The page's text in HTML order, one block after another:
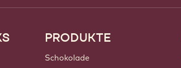
PRODUKTE
Schokolade